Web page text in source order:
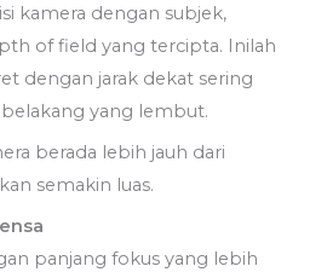
kamera dengan subjek,
of field yang tercipta. Inilah
dengan jarak dekat sering
yang lembut.
berada lebih jauh dari
semakin luas.
panjang fokus yang lebih